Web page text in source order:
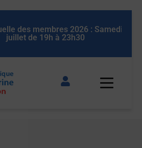
membres 2026 : Samedi 11
de 19h à 23h30